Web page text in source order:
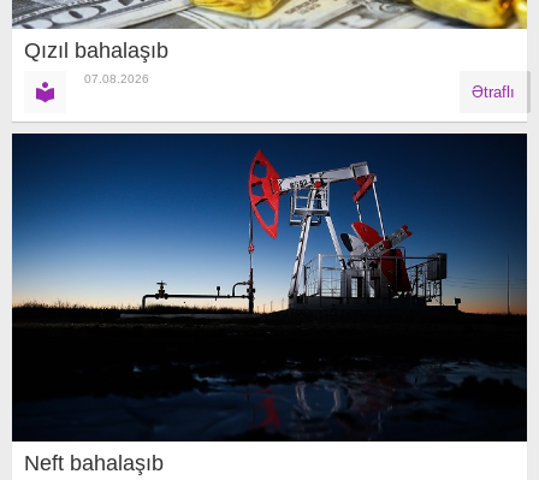
Qızıl bahalaşıb
07.08.2026
Ətraflı
Neft bahalaşıb